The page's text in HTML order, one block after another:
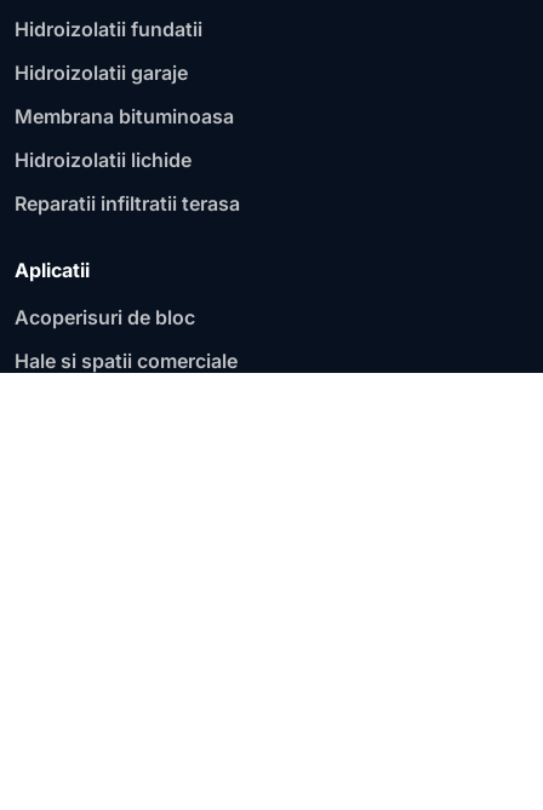
Hidroizolatii fundatii
Hidroizolatii garaje
Membrana bituminoasa
Hidroizolatii lichide
Reparatii infiltratii terasa
Aplicatii
Acoperisuri de bloc
Hale si spatii comerciale